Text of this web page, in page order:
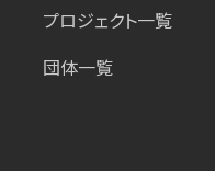
プロジェクト一覧
団体一覧